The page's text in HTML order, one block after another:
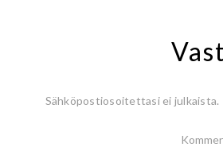
Sähköpostiosoitettasi ei julkaista.